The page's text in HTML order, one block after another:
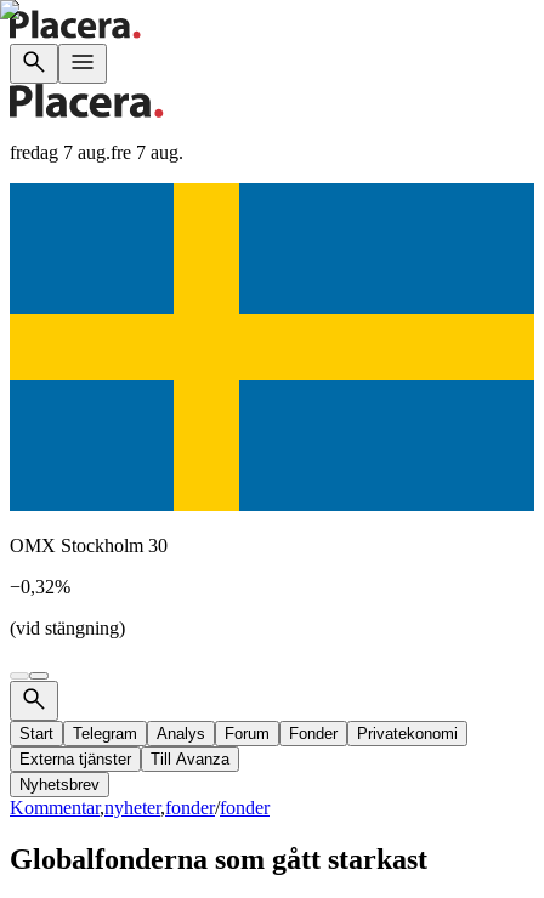
fredag 7 aug.fre 7 aug.
OMX Stockholm 30
−0,32%
(vid stängning)
Start Telegram Analys Forum Fonder
Privatekonomi
Externa tjänster
Till Avanza
Nyhetsbrev
Kommentar,nyheter,fonder/fonder
Globalfonderna som gått starkast